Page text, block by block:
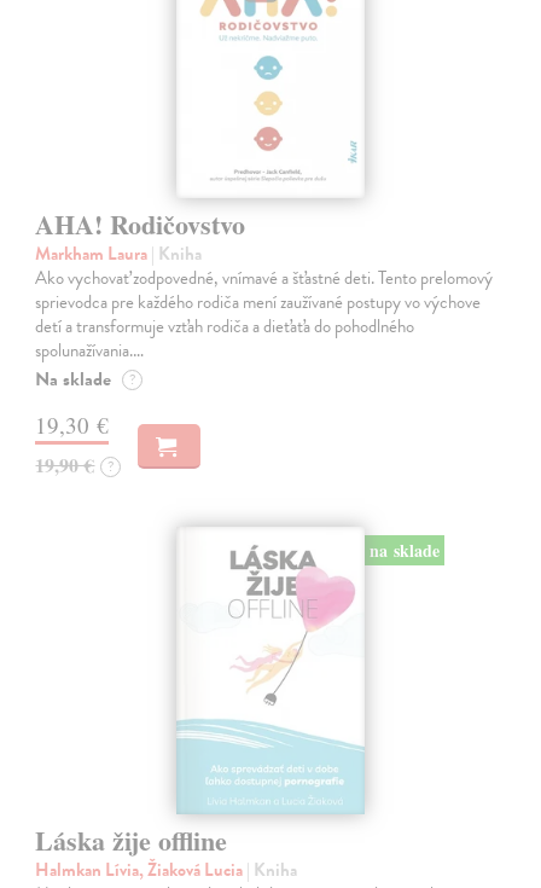
AHA! Rodičovstvo
Markham Laura| Kniha
Ako vychovať zodpovedné, vnímavé a šťastné deti. Tento prelomový
sprievodca pre každého rodiča mení zaužívané postupy vo výchove
detí a transformuje vzťah rodiča a dieťaťa do pohodlného
spolunažívania.…
Na sklade ?
19,30 €
19,90 € ?
na sklade
Láska žije offline
Halmkan Lívia, Žiaková Lucia| Kniha